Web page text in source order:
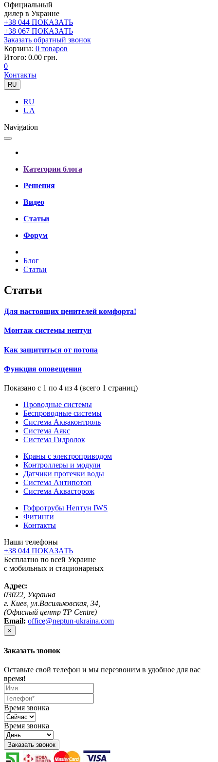
Официальный
дилер в Украине
+38 044 ПОКАЗАТЬ
+38 067 ПОКАЗАТЬ
Заказать обратный звонок
Корзина: 0 товаров
Итого: 0.00 грн.
0
Контакты
RU
RU
UA
Navigation
Категории блога
Решения
Видео
Статьи
Форум
Блог
Статьи
Статьи
Для настоящих ценителей комфорта!
Монтаж системы нептун
Как защититься от потопа
Функция оповещения
Показано с 1 по 4 из 4 (всего 1 страниц)
Проводные системы
Беспроводные системы
Система Акваконтроль
Система Аякс
Система Гидролок
Краны с электроприводом
Контроллеры и модули
Датчики протечки воды
Система Антипотоп
Система Аквасторож
Гофротрубы Нептун IWS
Фитинги
Контакты
Наши телефоны
+38 044 ПОКАЗАТЬ
Бесплатно по всей Украине
с мобильных и стационарных
Адрес:
03022, Украина
г. Киев, ул.Васильковская, 34,
(Офисный центр TP Centre)
Email: office@neptun-ukraina.com
×
Заказать звонок
Оставьте свой телефон и мы перезвоним в удобное для вас
время!
Время звонка
Время звонка
Заказать звонок